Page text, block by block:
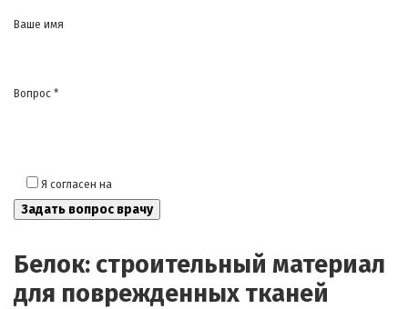
Ваше имя
Вопрос *
Я согласен на
Белок: строительный материал
для поврежденных тканей